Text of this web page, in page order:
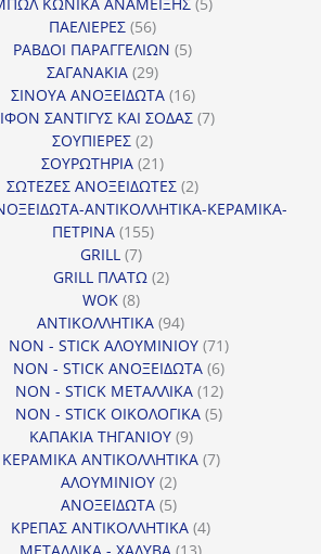
ΠΑΕΛΙΕΡΕΣ 5656
προϊόντα
ΡΑΒΔΟΙ ΠΑΡΑΓΓΕΛΙΩΝ 55
ΣΑΓΑΝΑΚΙΑ 2929
προϊόντα
ΣΙΝΟΥΑ ΑΝΟΞΕΙΔΩΤΑ 1616
προϊόντα
ΣΑΝΤΙΓΥΣ ΚΑΙ ΣΟΔΑΣ 77
ΣΟΥΠΙΕΡΕΣ 22
προϊόντα
ΣΟΥΡΩΤΗΡΙΑ 2121
προϊόντα
ΣΩΤΕΖΕΣ ΑΝΟΞΕΙΔΩΤΕΣ 22
προϊόντα
ΑΝΤΙΚΟΛΛΗΤΙΚΑ-ΚΕΡΑΜΙΚΑ-
ΠΕΤΡΙΝΑ 155155
GRILL 77
προϊόντα
GRILL ΠΛΑΤΩ 22
WOK 88
προϊόντα
ΑΝΤΙΚΟΛΛΗΤΙΚΑ 9494
προϊόντα
NON - STICK ΑΛΟΥΜΙΝΙΟΥ 7171
προϊόντα
NON - STICK ΑΝΟΞΕΙΔΩΤΑ 66
προϊόντα
NON - STICK ΜΕΤΑΛΛΙΚΑ 1212
προϊόντα
NON - STICK ΟΙΚΟΛΟΓΙΚΑ 55
ΚΑΠΑΚΙΑ ΤΗΓΑΝΙΟΥ 99
προϊόντα
ΚΕΡΑΜΙΚΑ ΑΝΤΙΚΟΛΛΗΤΙΚΑ 77
ΑΛΟΥΜΙΝΙΟΥ 22
προϊόντα
ΑΝΟΞΕΙΔΩΤΑ 55
προϊόντα
ΚΡΕΠΑΣ ΑΝΤΙΚΟΛΛΗΤΙΚΑ 44
13